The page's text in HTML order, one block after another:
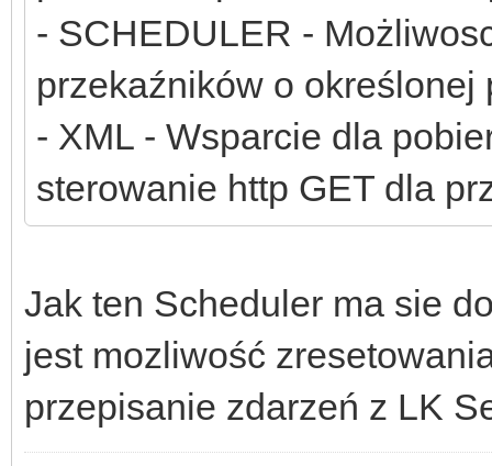
- SCHEDULER -
przekaźników o określonej
- XML - Wsparcie dla
sterowanie http GET dla
Jak ten Scheduler ma sie
jest mozliwość
przepisanie zdarzeń z LK